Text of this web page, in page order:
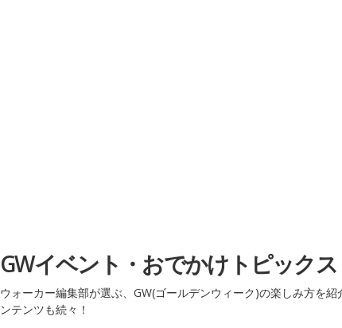
GWイベント・おでかけトピックス
ウォーカー編集部が選ぶ、GW(ゴールデンウィーク)の楽しみ方を紹
ンテンツも続々！